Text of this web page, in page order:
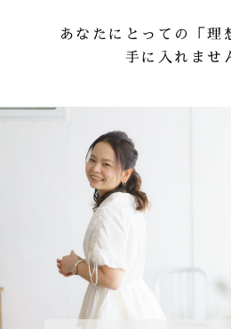
あなたにとっての「理
手に入れませ